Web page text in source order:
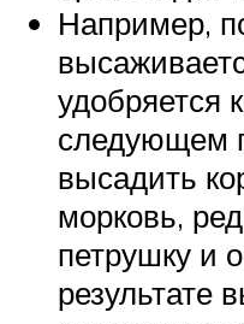
Например,
удобряется
следующем
высадить
морковь,
петрушку и
результате